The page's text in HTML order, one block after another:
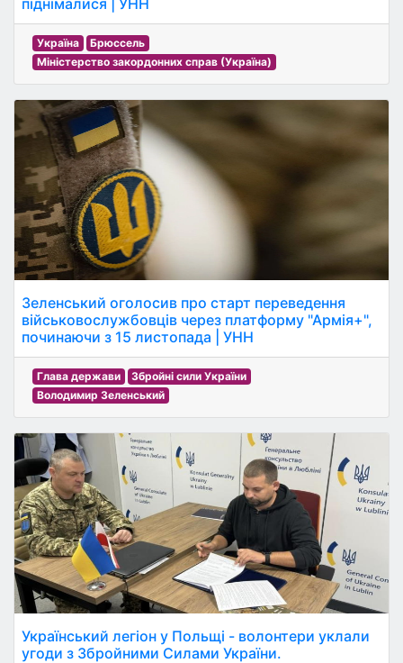
піднімалися | УНН
Україна
Брюссель
Міністерство закордонних справ (Україна)
Зеленський оголосив про старт переведення
військовослужбовців через платформу "Армія+",
починаючи з 15 листопада | УНН
Глава держави
Збройні сили України
Володимир Зеленський
Український легіон у Польщі - волонтери уклали
угоди з Збройними Силами України.